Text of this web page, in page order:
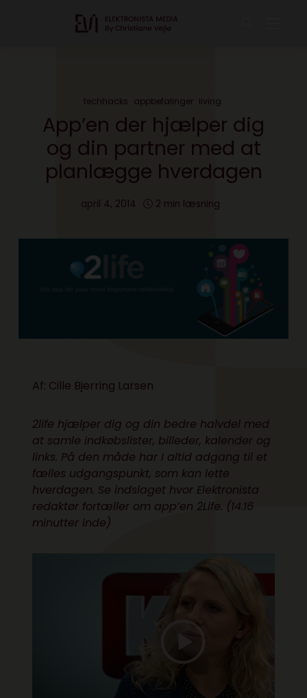
techhacks appbefalinger living
App’en der hjælper dig
og din partner med at
planlægge hverdagen
april 4, 2014 2 min læsning
Af: Cille Bjerring Larsen
2life hjælper dig og din bedre halvdel med
at samle indkøbslister, billeder, kalender og
links. På den måde har I altid adgang til et
fælles udgangspunkt, som kan lette
hverdagen. Se indslaget hvor Elektronista
redaktør fortæller om app’en 2Life. (14.16
minutter inde)